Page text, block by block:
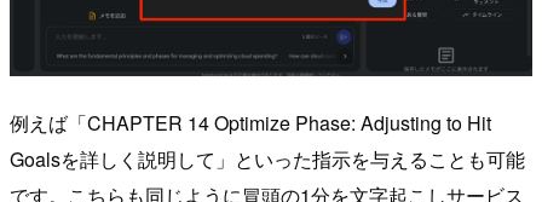
例えば「CHAPTER 14 Optimize Phase: Adjusting to Hit
Goalsを詳しく説明して」といった指示を与えることも可能
です。こちらも同じように冒頭の1分を文字起こしサービス